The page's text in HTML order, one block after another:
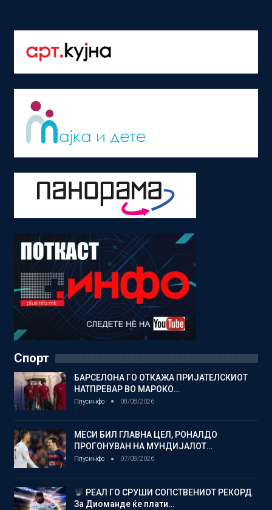
Спорт
БАРСЕЛОНА ГО ОТКАЖА ПРИЈАТЕЛСКИОТ
НАТПРЕВАР ВО МАРОКО…
Плусинфо 08/08/2026
МЕСИ БИЛ ГЛАВНА ЦЕЛ, РОНАЛДО
ПРОГОНУВАН НА МУНДИЈАЛОТ…
Плусинфо 07/08/2026
РЕАЛ ГО СРУШИ СОПСТВЕНИОТ РЕКОРД
За Диоманде ќе плати…